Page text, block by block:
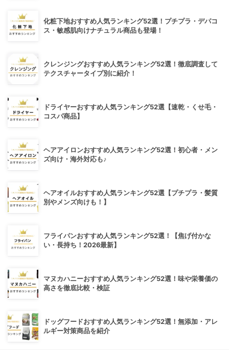
化粧下地おすすめ人気ランキング52選！プチプラ・デパコ
ス・敏感肌向けナチュラル商品も登場！
クレンジングおすすめ人気ランキング52選！徹底調査して
テクスチャータイプ別に紹介！
ドライヤーおすすめ人気ランキング52選【速乾・くせ毛・
コスパ商品】
ヘアアイロンおすすめ人気ランキング52選！初心者・メン
ズ向け・海外対応も♪
ヘアオイルおすすめ人気ランキング52選【プチプラ・髪質
別やメンズ向けも！】
フライパンおすすめ人気ランキング52選！【焦げ付かな
い・長持ち！2026最新】
マヌカハニーおすすめ人気ランキング52選！味や栄養価の
高さを徹底比較・検証
ドッグフードおすすめ人気ランキング52選！無添加・アレ
ルギー対策商品を紹介